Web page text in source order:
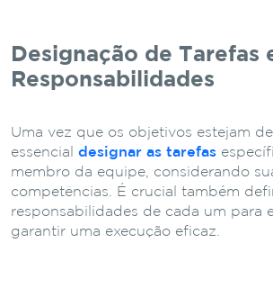
Designação de Tarefas
Responsabilidades
Uma vez que os objetivos estejam
essencial designar as tarefas
membro da equipe, considerando
competências. É crucial também
responsabilidades de cada um para
garantir uma execução eficaz.